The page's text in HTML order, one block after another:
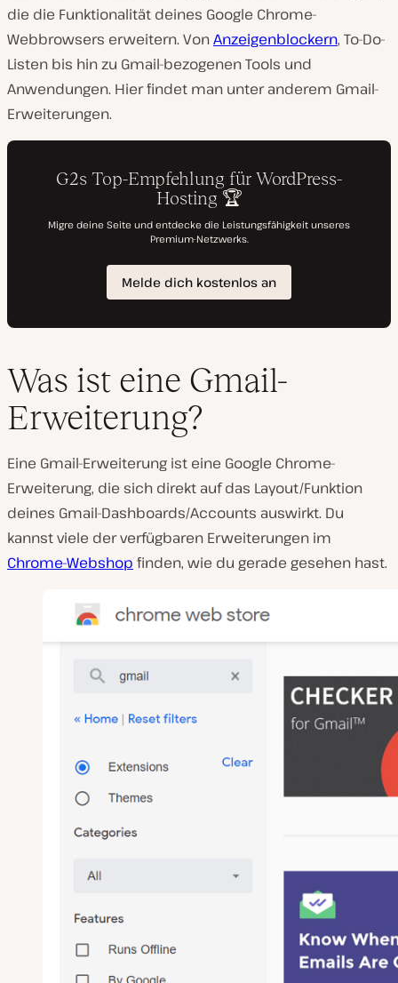
die die Funktionalität deines Google Chrome-
Webbrowsers erweitern. VonAnzeigenblockern, To-Do-
Listen bis hin zu Gmail-bezogenen Tools und
Anwendungen. Hier findet man unter anderem Gmail-
Erweiterungen.
Was ist eine Gmail-
Erweiterung?
Eine Gmail-Erweiterung ist eine Google Chrome-
Erweiterung, die sich direkt auf das Layout/Funktion
deines Gmail-Dashboards/Accounts auswirkt. Du
kannst viele der verfügbaren Erweiterungen im
Chrome-Webshop finden, wie du gerade gesehen hast.